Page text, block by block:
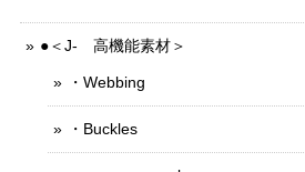
●＜J- 高機能素材＞
・Webbing
・Buckles